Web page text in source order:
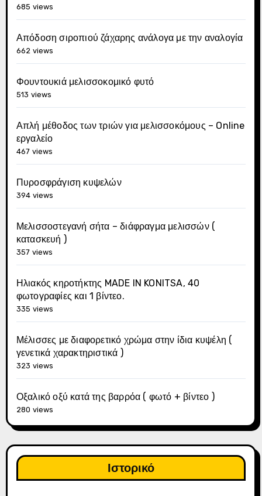
685 views
Απόδοση σιροπιού ζάχαρης ανάλογα με την αναλογία
662 views
Φουντουκιά μελισσοκομικό φυτό
513 views
Απλή μέθοδος των τριών για μελισσοκόμους – Online
εργαλείο
467 views
Πυροσφράγιση κυψελών
394 views
Μελισσοστεγανή σήτα – διάφραγμα μελισσών (
κατασκευή )
357 views
Ηλιακός κηροτήκτης MADE IN KONITSA, 40
φωτογραφίες και 1 βίντεο.
335 views
Μέλισσες με διαφορετικό χρώμα στην ίδια κυψέλη (
γενετικά χαρακτηριστικά )
323 views
Οξαλικό οξύ κατά της βαρρόα ( φωτό + βίντεο )
280 views
Ιστορικό